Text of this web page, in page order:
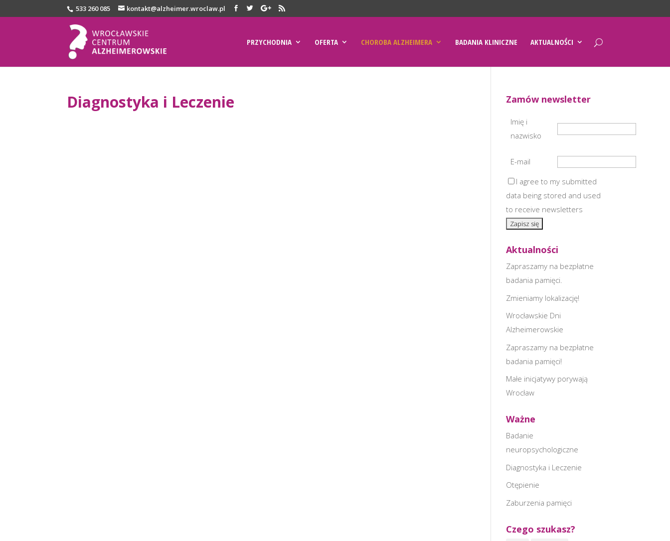
533 260 085 kontakt@alzheimer.wroclaw.pl
PRZYCHODNIA OFERTA CHOROBA ALZHEIMERA BADANIA KLINICZNE AKTUALNOŚCI
Diagnostyka i Leczenie Zamów newsletter
Imię i
nazwisko
E-mail
I agree to my submitted
data being stored and used
to receive newsletters
Aktualności
Zapraszamy na bezpłatne
badania pamięci.
Zmieniamy lokalizację!
Wrocławskie Dni
Alzheimerowskie
Zapraszamy na bezpłatne
badania pamięci!
Małe inicjatywy porywają
Wrocław
Ważne
Badanie
neuropsychologiczne
Diagnostyka i Leczenie
Otępienie
Zaburzenia pamięci
Czego szukasz?